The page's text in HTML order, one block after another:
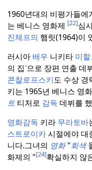
1960년대의 비평가들에
는 베니스 영화제 [22]심
진체프의 햄릿(1964)이
러시아 배우 니키타 미
의 집'으로 장편 연출 데
콘찰로프스키도 수상 경
키는 1965년 베니스 영
트 티처로 감독 데뷔를
영화감독 키라 무라토바
스트로이카시절에야 대
니다.그녀의 영화"회색
화제의 "[24]확실하지 않